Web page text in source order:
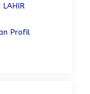
LAHIR
Profil